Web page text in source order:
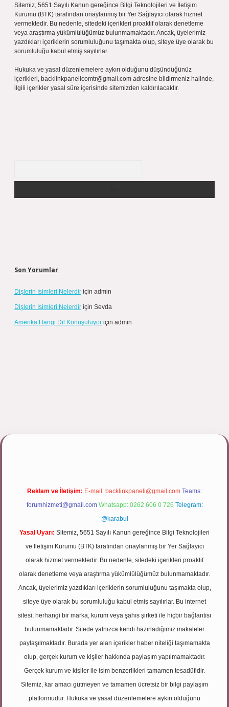
Sitemiz, 5651 Sayılı Kanun gereğince Bilgi Teknolojileri ve İletişim
Kurumu (BTK) tarafından onaylanmış bir Yer Sağlayıcı olarak hizmet
vermektedir. Bu nedenle, sitedeki içerikleri proaktif olarak denetleme
veya araştırma yükümlülüğümüz bulunmamaktadır. Ancak, üyelerimiz
yazdıkları içeriklerin sorumluluğunu taşımakta olup, siteye üye olarak bu
sorumluluğu kabul etmiş sayılırlar.
Hukuka ve yasal düzenlemelere aykırı olduğunu düşündüğünüz
içerikleri, backlinkpanelicomtr@gmail.com adresine bildirmeniz halinde,
ilgili içerikler yasal süre içerisinde sitemizden kaldırılacaktır.
Son Yorumlar
Dişlerin Isimleri Nelerdir için admin
Dişlerin Isimleri Nelerdir için Sevda
Amerika Hangi Dil Konuşuluyor için admin
Reklam ve İletişim: E-mail: backlinkpaneli@gmail.com Teams:
forumhizmeti@gmail.com Whatsapp: 0262 606 0 726 Telegram:
@karabul
Yasal Uyarı: Sitemiz, 5651 Sayılı Kanun gereğince Bilgi Teknolojileri
ve İletişim Kurumu (BTK) tarafından onaylanmış bir Yer Sağlayıcı
olarak hizmet vermektedir. Bu nedenle, sitedeki içerikleri proaktif
olarak denetleme veya araştırma yükümlülüğümüz bulunmamaktadır.
Ancak, üyelerimiz yazdıkları içeriklerin sorumluluğunu taşımakta olup,
siteye üye olarak bu sorumluluğu kabul etmiş sayılırlar. Bu internet
sitesi, herhangi bir marka, kurum veya şahıs şirketi ile hiçbir bağlantısı
bulunmamaktadır. Sitede yalnızca kendi hazırladığımız makaleler
paylaşılmaktadır. Burada yer alan içerikler haber niteliği taşımamakta
olup, gerçek kurum ve kişiler hakkında paylaşım yapılmamaktadır.
Gerçek kurum ve kişiler ile isim benzerlikleri tamamen tesadüfidir.
Sitemiz, kar amacı gütmeyen ve tamamen ücretsiz bir bilgi paylaşım
platformudur. Hukuka ve yasal düzenlemelere aykırı olduğunu